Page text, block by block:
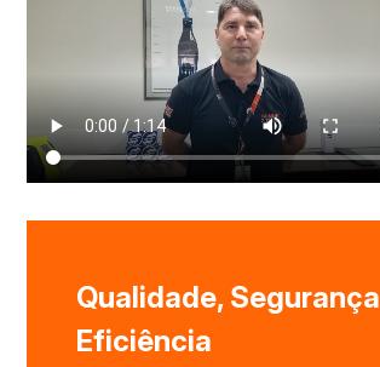
Qualidade, Segurança
Eficiência